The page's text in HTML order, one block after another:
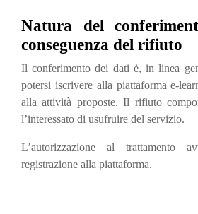
Natura del
conseguenza del rifiuto
Il conferimento dei dati è, in linea
potersi iscrivere alla piattaforma e-
alla attività proposte. Il rifiuto
l’interessato di usufruire del servizio.
L’autorizzazione al trattamento
registrazione alla piattaforma.